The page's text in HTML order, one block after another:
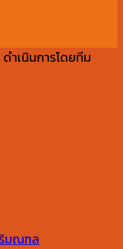
ำเนินการโดยทีม
มณฑล